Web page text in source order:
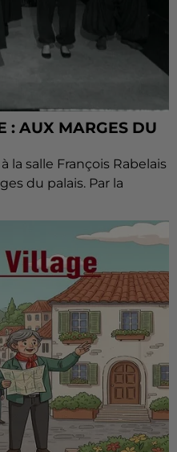
: AUX MARGES DU
la salle François Rabelais
du palais. Par la